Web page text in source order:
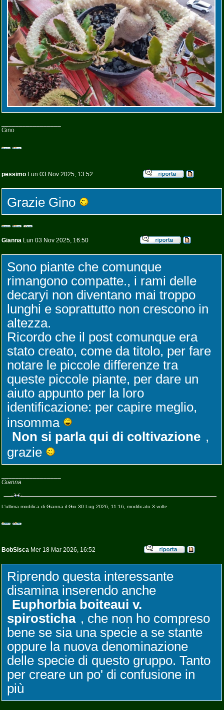
Gino
pessimo Lun 03 Nov 2025, 13:52
Grazie Gino
Gianna Lun 03 Nov 2025, 16:50
Sono piante che comunque
rimangono compatte., i rami delle
decaryi non diventano mai troppo
lunghi e soprattutto non crescono in
altezza.
Ricordo che il post comunque era
stato creato, come da titolo, per fare
notare le piccole differenze tra
queste piccole piante, per dare un
aiuto appunto per la loro
identificazione: per capire meglio,
insomma
Non si parla qui di coltivazione ,
grazie
Gianna
L'ultima modifica di Gianna il Gio 30 Lug 2026, 11:16, modificato 3 volte
BobSisca Mer 18 Mar 2026, 16:52
Riprendo questa interessante
disamina inserendo anche
Euphorbia boiteaui v.
spirosticha , che non ho compreso
bene se sia una specie a se stante
oppure la nuova denominazione
delle specie di questo gruppo. Tanto
per creare un po' di confusione in
più